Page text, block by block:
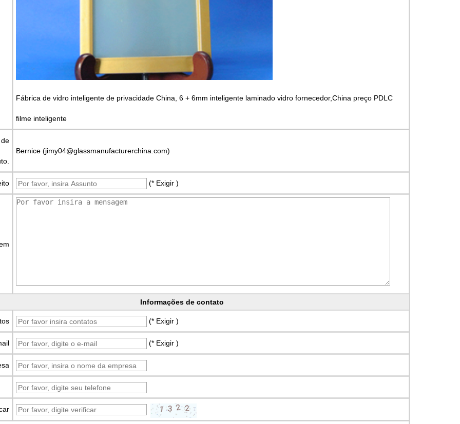
Fábrica de vidro inteligente de privacidade China, 6 + 6mm inteligente laminado vidro fornecedor,China preço PDLC
filme inteligente
Bernice (jimy04@glassmanufacturerchina.com)
(* Exigir )
Informações de contato
(* Exigir )
(* Exigir )